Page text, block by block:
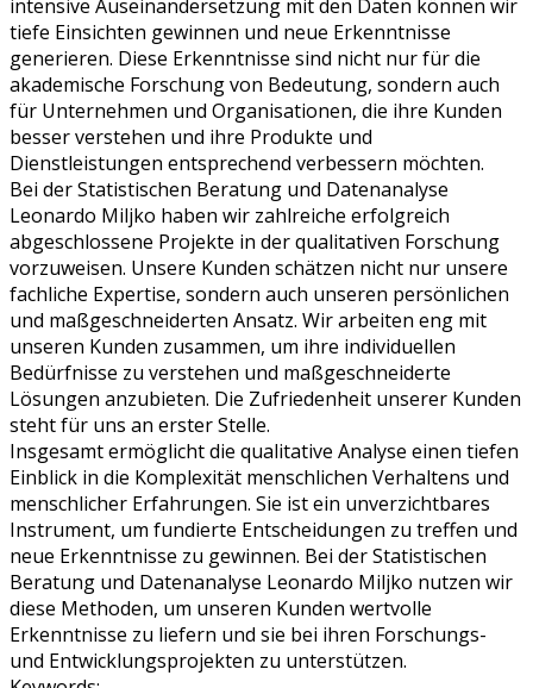
intensive Auseinandersetzung mit den Daten können wir
tiefe Einsichten gewinnen und neue Erkenntnisse
generieren. Diese Erkenntnisse sind nicht nur für die
akademische Forschung von Bedeutung, sondern auch
für Unternehmen und Organisationen, die ihre Kunden
besser verstehen und ihre Produkte und
Dienstleistungen entsprechend verbessern möchten.
Bei der Statistischen Beratung und Datenanalyse
Leonardo Miljko haben wir zahlreiche erfolgreich
abgeschlossene Projekte in der qualitativen Forschung
vorzuweisen. Unsere Kunden schätzen nicht nur unsere
fachliche Expertise, sondern auch unseren persönlichen
und maßgeschneiderten Ansatz. Wir arbeiten eng mit
unseren Kunden zusammen, um ihre individuellen
Bedürfnisse zu verstehen und maßgeschneiderte
Lösungen anzubieten. Die Zufriedenheit unserer Kunden
steht für uns an erster Stelle.
Insgesamt ermöglicht die qualitative Analyse einen tiefen
Einblick in die Komplexität menschlichen Verhaltens und
menschlicher Erfahrungen. Sie ist ein unverzichtbares
Instrument, um fundierte Entscheidungen zu treffen und
neue Erkenntnisse zu gewinnen. Bei der Statistischen
Beratung und Datenanalyse Leonardo Miljko nutzen wir
diese Methoden, um unseren Kunden wertvolle
Erkenntnisse zu liefern und sie bei ihren Forschungs-
und Entwicklungsprojekten zu unterstützen.